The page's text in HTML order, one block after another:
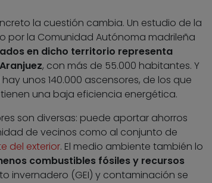
la cuestión cambia. Un estudio de la
por la Comunidad Autónoma madrileña
en dicho territorio representa
, con más de 55.000 habitantes. Y
unos 140.000 ascensores, de los que
una baja eficiencia energética.
son diversas: puede aportar ahorros
de vecinos como al conjunto de
del exterior. El medio ambiente también lo
combustibles fósiles y recursos
invernadero (GEI) y contaminación se